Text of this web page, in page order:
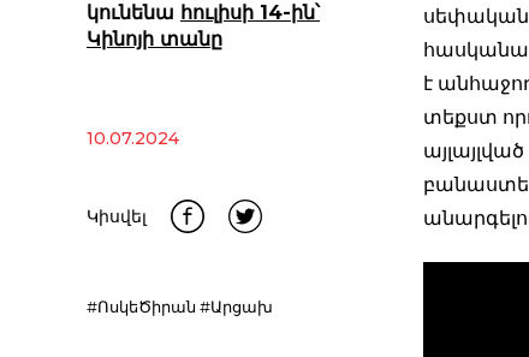
կունենա հուլիսի 14-ին՝
Կինոյի տանը
10.07.2024
Կիսվել
#ՈսկեԾիրան #Արցախ
սեփական
է
տեքստ